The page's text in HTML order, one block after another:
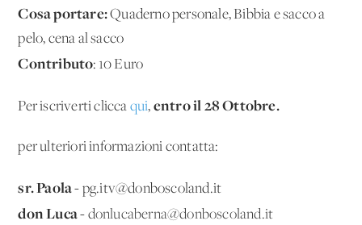
Cosa portare:Quaderno personale, Bibbia e sacco a
pelo, cena al sacco
Contributo: 10 Euro
Per iscriverti clicca qui, entro il 28 Ottobre.
per ulteriori informazioni contatta:
sr. Paola - pg.itv@donboscoland.it
don Luca - donlucaberna@donboscoland.it